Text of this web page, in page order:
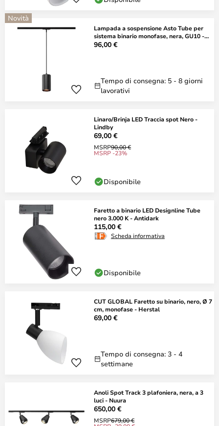
Novità
Lampada a sospensione Asto Tube per
sistema binario monofase, nera, GU10 -
SLV
96,00 €
Tempo di consegna: 5 - 8 giorni
lavorativi
Linaro/Brinja LED Traccia spot Nero -
Lindby
69,00 €
MSRP90,00 €
MSRP -23%
Disponibile
Faretto a binario LED Designline Tube
nero 3.000 K - Antidark
115,00 €
Scheda informativa
Disponibile
CUT GLOBAL Faretto su binario, nero, Ø 7
cm, monofase - Herstal
69,00 €
Tempo di consegna: 3 - 4
settimane
Anoli Spot Track 3 plafoniera, nera, a 3
luci - Nuura
650,00 €
MSRP679,00 €